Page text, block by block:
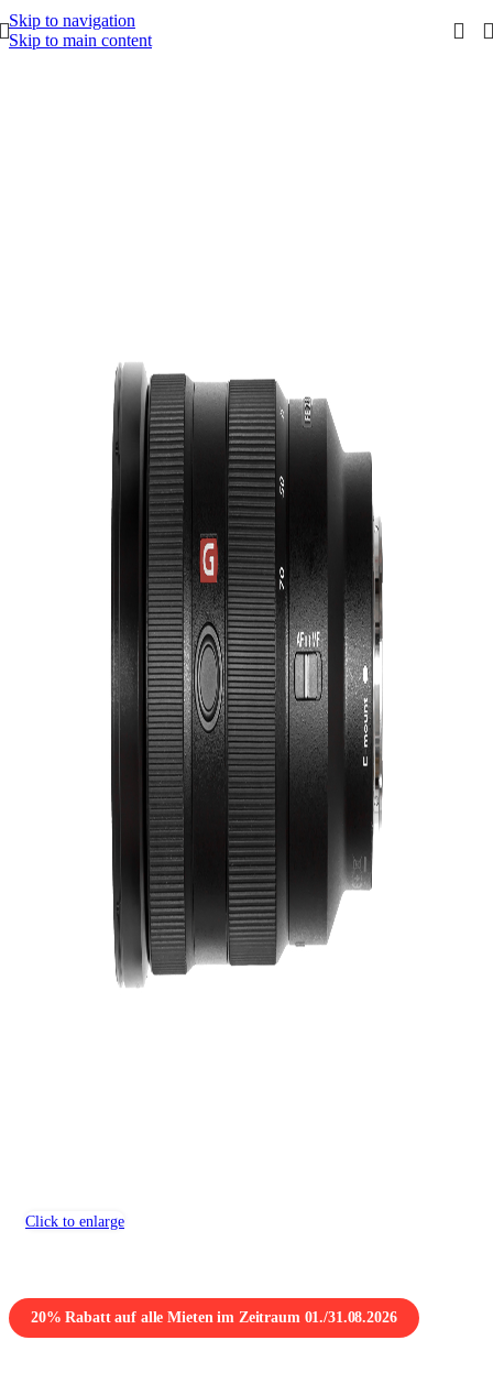
Skip to navigation
Skip to main content
Start/ Objektive/ Sony
Click to enlarge
20% Rabatt auf alle Mieten im Zeitraum 01./31.08.2026